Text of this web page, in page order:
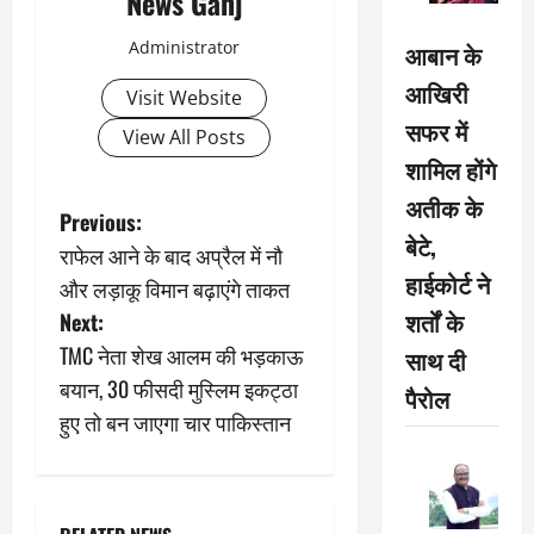
Administrator
Visit Website
View All Posts
P
o
s
t
n
Previous:
राफेल आने के बाद अप्रैल में नौ
और लड़ाकू विमान बढ़ाएंगे ताकत
Next:
TMC नेता शेख आलम की भड़काऊ
बयान, 30 फीसदी मुस्लिम इकट्ठा
हुए तो बन जाएगा चार पाकिस्तान
आबान के
आखिरी
सफर में
शामिल होंगे
अतीक के
बेटे,
हाईकोर्ट ने
शर्तों के
साथ दी
पैरोल